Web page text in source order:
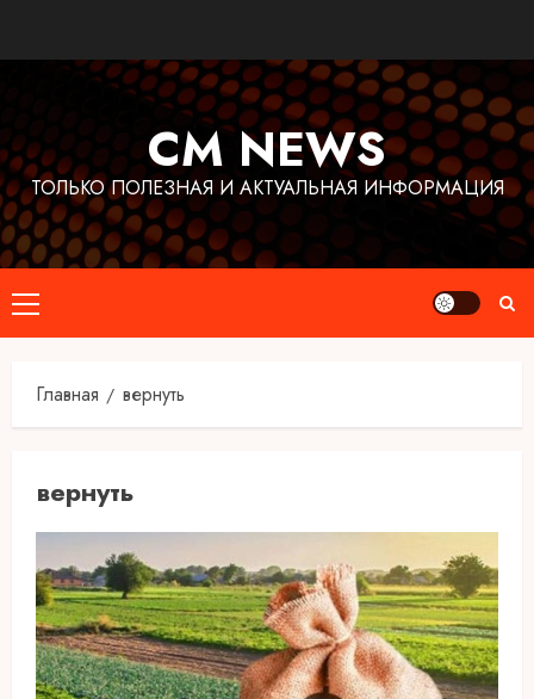
содержимому
CM NEWS
ТОЛЬКО ПОЛЕЗНАЯ И АКТУАЛЬНАЯ ИНФОРМАЦИЯ
Основное
меню
Главная вернуть
вернуть